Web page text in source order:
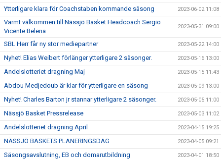
Ytterligare klara för Coachstaben kommande säsong 2023-06-02 11:08
Varmt välkommen till Nässjö Basket Headcoach Sergio
Vicente Belena
2023-05-31 09:00
SBL Herr får ny stor mediepartner 2023-05-22 14:00
Nyhet! Elias Weibert förlänger ytterligare 2 säsonger. 2023-05-16 13:00
Andelslotteriet dragning Maj 2023-05-15 11:43
Abdou Medjedoub är klar för ytterligare en säsong 2023-05-09 13:00
Nyhet! Charles Barton jr stannar ytterligare 2 säsonger. 2023-05-05 11:00
Nässjö Basket Pressrelease 2023-05-03 11:02
Andelslotteriet dragning April 2023-04-15 19:25
NÄSSJÖ BASKETS PLANERINGSDAG 2023-04-05 09:21
Säsongsavslutning, EB och domarutbildning 2023-04-01 18:50